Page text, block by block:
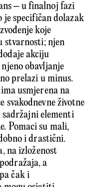
– u finalnoj fazi
je specifičan dolazak
koje
stvarnosti; njen
akciju
obavljanje
prelazi u minus.
usmje­rena na
svakodnevne ži­votne
elementi
Pomaci su mali,
i drastični.
na izloženost
a
čak i